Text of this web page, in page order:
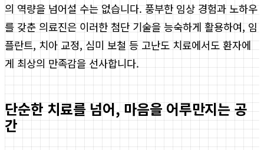
의 역량을 넘어설 수는 없습니다. 풍부한 임상 경험과 노하우
를 갖춘 의료진은 이러한 첨단 기술을 능숙하게 활용하여, 임
플란트, 치아 교정, 심미 보철 등 고난도 치료에서도 환자에
게 최상의 만족감을 선사합니다.
단순한 치료를 넘어, 마음을 어루만지는 공
간